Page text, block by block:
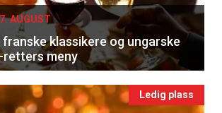
AUGUST
franske klassikere og ungarske
retters meny
Ledig plass